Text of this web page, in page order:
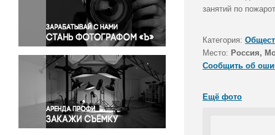
Правосудие
Происшествия и конфликты
Религия
Светская жизнь
Спорт
Экология
Экономика и бизнес
занятий по
Категория:
Место: Россия,
Сообщить об
Ещё фото